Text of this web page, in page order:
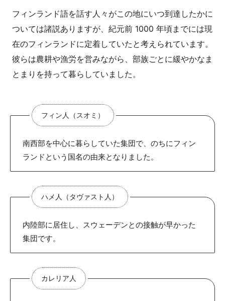
フィンランド語を話す人々がこの地にいつ到達したかに
ついては諸説ありますが、紀元前 1000 年頃までには現
在のフィンランドに定着していたと考えられています。
彼らは農耕や漁労を営みながら、部族ごとに緩やかなま
とまりを持って暮らしていました。
フィン人（スオミ）
南西部を中心に暮らしていた集団で、のちにフィン
ランドという国名の由来となりました。
ハメ人（タヴァスト人）
内陸部に居住し、スウェーデンとの接触が早かった
集団です。
カレリア人